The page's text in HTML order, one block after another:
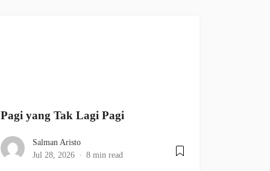
Pagi yang Tak Lagi Pagi
Salman Aristo
Jul 28, 2026
8 min read